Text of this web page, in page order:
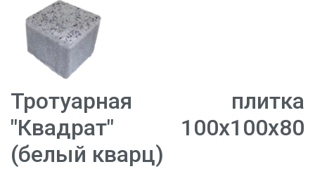
Тротуарная плитка
"Квадрат" 100х100х80
(белый кварц)